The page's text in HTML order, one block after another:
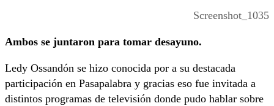
Screenshot_1035
Ambos se juntaron para tomar desayuno.
Ledy Ossandón se hizo conocida por a su destacada
participación en Pasapalabra y gracias eso fue invitada a
distintos programas de televisión donde pudo hablar sobre